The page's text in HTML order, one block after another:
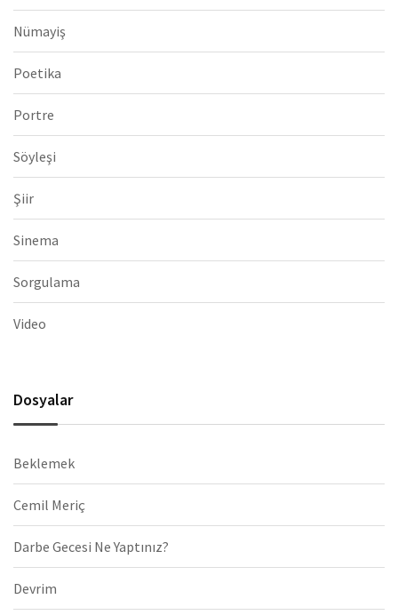
Nümayiş
Poetika
Portre
Söyleşi
Şiir
Sinema
Sorgulama
Video
Dosyalar
Beklemek
Cemil Meriç
Darbe Gecesi Ne Yaptınız?
Devrim